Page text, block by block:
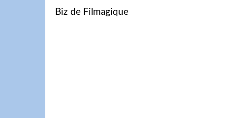
Biz de Filmagique